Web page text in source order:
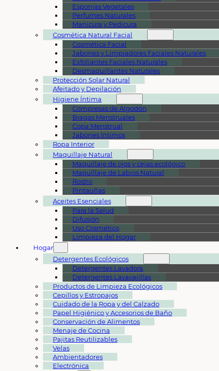
Esponjas Vegetales
Perfumes Naturales
Manicura y Pedicura
Cosmética Natural Facial
Cosmética Facial
Jabones y Limpiadores Faciales Naturales
Exfoliantes Faciales Naturales
Desmaquillantes Naturales
Protección Solar Natural
Afeitado y Depilación
Higiene Íntima
Compresas de Algodón
Bragas Menstruales
Copa Menstrual
Jabones Íntimos
Ropa Interior
Maquillaje Natural
Maquillaje de ojos y cejas ecológico
Maquillaje de Labios Natural
Rostro
Pintauñas
Aceites Esenciales
Para la Salud
Difusión
Uso Cosmético
Limpieza del Hogar
Hogar
Detergentes Ecológicos
Detergentes Lavadora
Detergentes Lavavajillas
Productos de Limpieza Ecológicos
Cepillos y Estropajos
Cuidado de la Ropa y del Calzado
Papel Higiénico y Accesorios de Baño
Conservación de Alimentos
Menaje de Cocina
Pajitas Reutilizables
Velas
Ambientadores
Electrónica